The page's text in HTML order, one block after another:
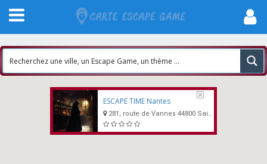
ESCAPE TIME Nantes
281, route de Vannes 44800 Saint-Herblain